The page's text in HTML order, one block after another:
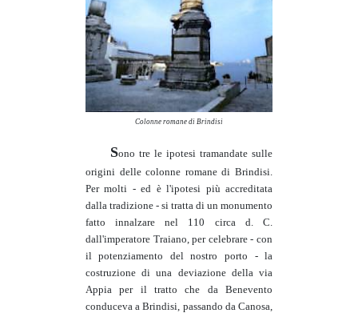
Colonne romane di Brindisi
Sono tre le ipotesi tramandate sulle
origini delle colonne romane di Brindisi.
Per molti - ed è l'ipotesi più accreditata
dalla tradizione - si tratta di un monumento
fatto innalzare nel 110 circa d. C.
dall'imperatore Traiano, per celebrare - con
il potenziamento del nostro porto - la
costruzione di una deviazione della via
Appia per il tratto che da Benevento
conduceva a Brindisi, passando da Canosa,